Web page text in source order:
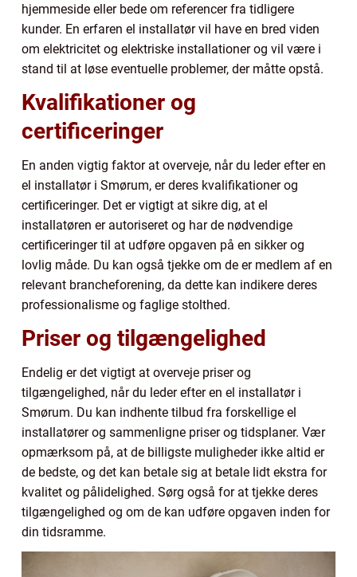
hjemmeside eller bede om referencer fra tidligere
kunder. En erfaren el installatør vil have en bred viden
om elektricitet og elektriske installationer og vil være i
stand til at løse eventuelle problemer, der måtte opstå.
Kvalifikationer og
certificeringer
En anden vigtig faktor at overveje, når du leder efter en
el installatør i Smørum, er deres kvalifikationer og
certificeringer. Det er vigtigt at sikre dig, at el
installatøren er autoriseret og har de nødvendige
certificeringer til at udføre opgaven på en sikker og
lovlig måde. Du kan også tjekke om de er medlem af en
relevant brancheforening, da dette kan indikere deres
professionalisme og faglige stolthed.
Priser og tilgængelighed
Endelig er det vigtigt at overveje priser og
tilgængelighed, når du leder efter en el installatør i
Smørum. Du kan indhente tilbud fra forskellige el
installatører og sammenligne priser og tidsplaner. Vær
opmærksom på, at de billigste muligheder ikke altid er
de bedste, og det kan betale sig at betale lidt ekstra for
kvalitet og pålidelighed. Sørg også for at tjekke deres
tilgængelighed og om de kan udføre opgaven inden for
din tidsramme.